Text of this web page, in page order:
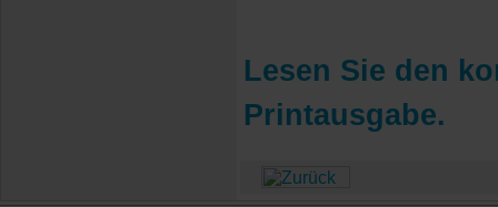
Lesen Sie den
Printausgabe.